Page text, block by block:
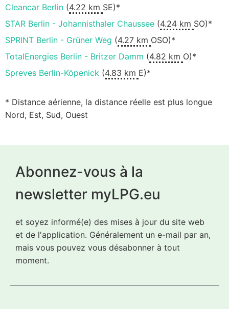
Cleancar Berlin (4.22 km SE)*
STAR Berlin - Johannisthaler Chaussee (4.24 km SO)*
SPRINT Berlin - Grüner Weg (4.27 km OSO)*
TotalEnergies Berlin - Britzer Damm (4.82 km O)*
Spreves Berlin-Köpenick (4.83 km E)*
* Distance aérienne, la distance réelle est plus longue
Nord, Est, Sud, Ouest
Abonnez-vous à la
newsletter myLPG.eu
et soyez informé(e) des mises à jour du site web
et de l'application. Généralement un e-mail par an,
mais vous pouvez vous désabonner à tout
moment.